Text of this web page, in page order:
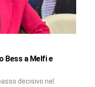
Bess a Melfi e
decisivo nel